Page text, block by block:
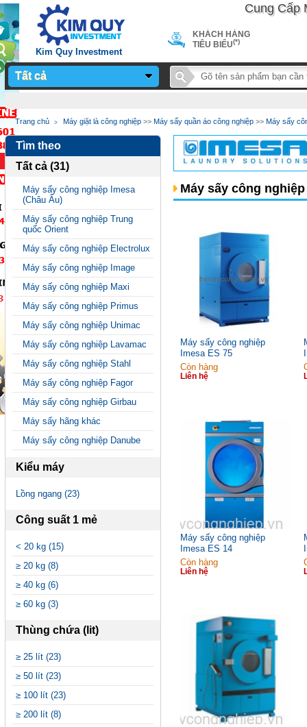
Cung Cấp
Kim Quy Investment
KHÁCH HÀNG
TIÊU BIỂU(*)
Tất cả
Notice : Undefined
variable: page_title in
/home/sieuthimay/domains/sieuthimaycongnghiep.vn/
on line 24
Trang chủ Máy giặt là công nghiệp >> Máy sấy quần áo công nghiệp >> Máy sấy
Tìm theo
Tất cả (31)
Máy sấy công nghiệp Imesa
(Châu Âu)
Máy sấy công nghiệp Trung
quốc Orient
Máy sấy công nghiệp Electrolux
Máy sấy công nghiệp Image
Máy sấy công nghiệp Maxi
Máy sấy công nghiệp Primus
Máy sấy công nghiệp Unimac
Máy sấy công nghiệp Lavamac
Máy sấy công nghiệp Stahl
Máy sấy công nghiệp Fagor
Máy sấy công nghiệp Girbau
Máy sấy hãng khác
Máy sấy công nghiệp Danube
Kiểu máy
Lồng ngang (23)
Công suất 1 mẻ
< 20 kg (15)
≥ 20 kg (8)
≥ 40 kg (6)
≥ 60 kg (3)
Thùng chứa (lit)
≥ 25 lít (23)
≥ 50 lít (23)
≥ 100 lít (23)
≥ 200 lít (8)
Máy sấy công
Máy sấy công nghiệp
Imesa ES 75
Còn hàng
Liên hệ
Máy sấy công nghiệp
Imesa ES 14
Còn hàng
Liên hệ